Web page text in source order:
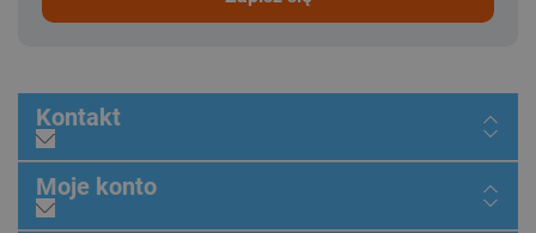
Kontakt
Moje konto